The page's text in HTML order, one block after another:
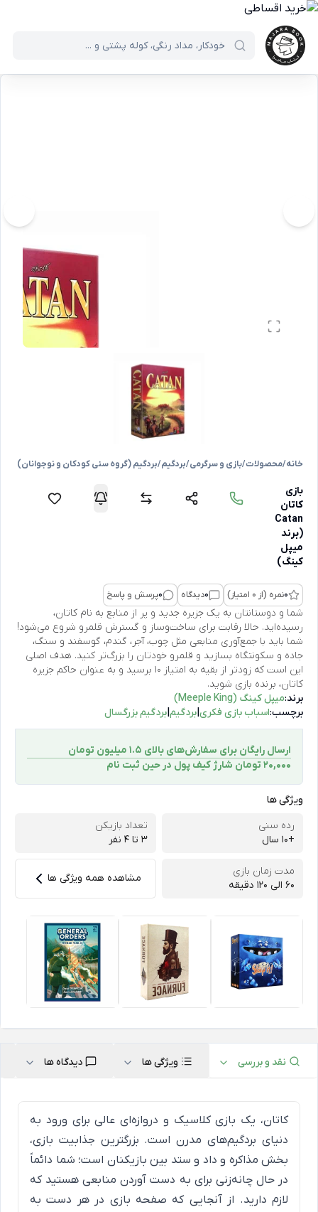
خانه/محصولات/بازی و سرگرمی/بردگیم/بردگیم (گروه سنی کودکان و نوجوانان)
بازی
کاتان
Catan
(برند
میپل
کینگ)
0نمره (از 0 امتیاز) 0دیدگاه 0پرسش و پاسخ
شما و دوستانتان به یک جزیره جدید و پر از منابع به نام کاتان،
رسیده‌اید. حالا رقابت برای ساخت‌وساز و گسترش قلمرو شروع می‌شود!
شما باید با جمع‌آوری منابعی مثل چوب، آجر، گندم، گوسفند و سنگ،
جاده و سکونتگاه بسازید و قلمرو خودتان را بزرگ‌تر کنید. هدف اصلی
این است که زودتر از بقیه به امتیاز ۱۰ برسید و به عنوان حاکم جزیره
کاتان، برنده بازی شوید.
برند:میپل کینگ (Meeple King)
برچسب:اسباب بازی فکری بردگیم بردگیم بزرگسال
ارسال رایگان برای سفارش‌های بالای 1.5 میلیون تومان
۲۰,۰۰۰ تومان شارژ کیف پول در حین ثبت ‌نام
ویژگی ها
رده سنی
+10 سال
تعداد بازیکن
3 تا ۴ نفر
مدت زمان بازی
۶۰ الی ۱۲۰ دقیقه
مشاهده همه ویژگی ها
نقد و بررسی ویژگی ها دیدگاه ها
کاتان، یک بازی کلاسیک و دروازه‌ای عالی برای ورود به
دنیای بردگیم‌های مدرن است. بزرگترین جذابیت بازی،
بخش مذاکره و داد و ستد بین بازیکنان است؛ شما دائماً
در حال چانه‌زنی برای به دست آوردن منابعی هستید که
لازم دارید. از آنجایی که صفحه بازی در هر دست به